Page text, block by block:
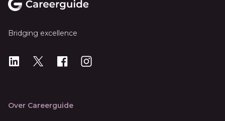
Bridging excellence
LinkedIn
X Instagram
Over Careerguide